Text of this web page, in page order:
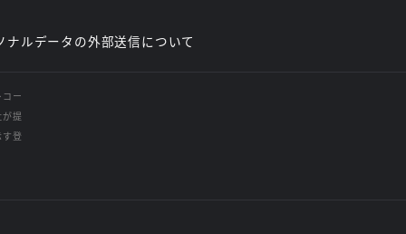
ナルデータの外部送信について
ー
提
登